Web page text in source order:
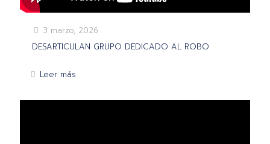
3 marzo, 2026
DESARTICULAN GRUPO DEDICADO AL ROBO
Leer más